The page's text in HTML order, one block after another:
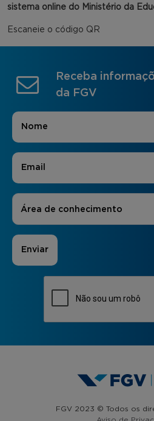
sistema online do Ministério da
Escaneie o código QR
Receba
da FGV
Nome
E-mail
Áreas de Interesse
Área de conhecimento
FGV 2023 © Todos os